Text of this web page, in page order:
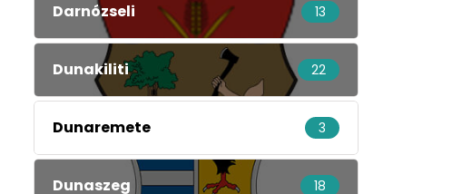
Darnózseli 13
Dunakiliti 22
Dunaremete 3
Dunaszeg 18